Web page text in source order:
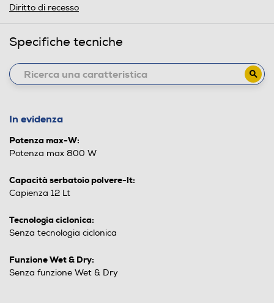
Diritto di recesso
Specifiche tecniche
In evidenza
Potenza max-W:
Potenza max 800 W
Capacità serbatoio polvere-lt:
Capienza 12 Lt
Tecnologia ciclonica:
Senza tecnologia ciclonica
Funzione Wet & Dry:
Senza funzione Wet & Dry